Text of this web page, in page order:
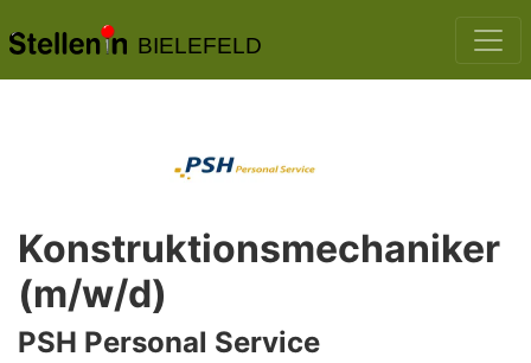
BIELEFELD
Konstruktionsmechaniker
(m/w/d)
PSH Personal Service